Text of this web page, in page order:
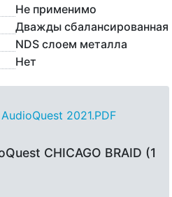
Не применимо
Дважды сбалансированная
NDS слоем металла
Нет
2021.PDF
CHICAGO BRAID (1